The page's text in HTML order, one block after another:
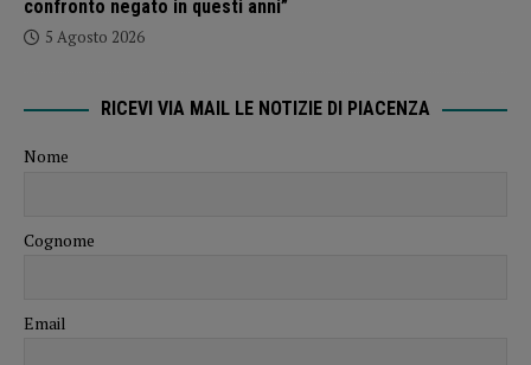
confronto negato in questi anni”
5 Agosto 2026
RICEVI VIA MAIL LE NOTIZIE DI PIACENZA
Nome
Cognome
Email